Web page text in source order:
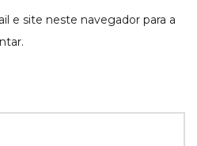
e site neste navegador para a